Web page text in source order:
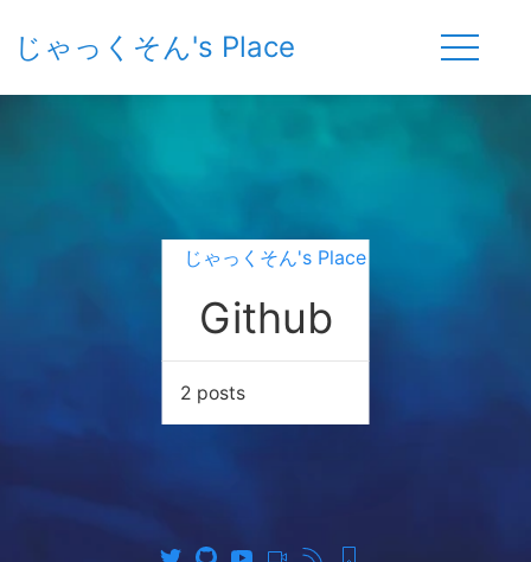
じゃっくそん's Place
じゃっくそん's Place
Github
2 posts